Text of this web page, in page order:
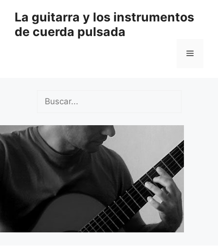
contenido
La guitarra y los instrumentos
de cuerda pulsada
Menú